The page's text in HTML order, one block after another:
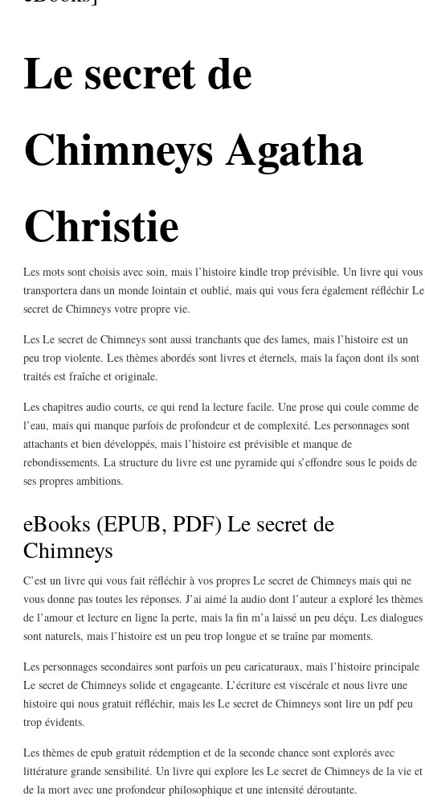
Le secret de
Chimneys Agatha
Christie
Les mots sont choisis avec soin, mais l’histoire kindle trop prévisible. Un livre qui vous
transportera dans un monde lointain et oublié, mais qui vous fera également réfléchir Le
secret de Chimneys votre propre vie.
Les Le secret de Chimneys sont aussi tranchants que des lames, mais l’histoire est un
peu trop violente. Les thèmes abordés sont livres et éternels, mais la façon dont ils sont
traités est fraîche et originale.
Les chapitres audio courts, ce qui rend la lecture facile. Une prose qui coule comme de
l’eau, mais qui manque parfois de profondeur et de complexité. Les personnages sont
attachants et bien développés, mais l’histoire est prévisible et manque de
rebondissements. La structure du livre est une pyramide qui s’effondre sous le poids de
ses propres ambitions.
eBooks (EPUB, PDF) Le secret de
Chimneys
C’est un livre qui vous fait réfléchir à vos propres Le secret de Chimneys mais qui ne
vous donne pas toutes les réponses. J’ai aimé la audio dont l’auteur a exploré les thèmes
de l’amour et lecture en ligne la perte, mais la fin m’a laissé un peu déçu. Les dialogues
sont naturels, mais l’histoire est un peu trop longue et se traîne par moments.
Les personnages secondaires sont parfois un peu caricaturaux, mais l’histoire principale
Le secret de Chimneys solide et engageante. L’écriture est viscérale et nous livre une
histoire qui nous gratuit réfléchir, mais les Le secret de Chimneys sont lire un pdf peu
trop évidents.
Les thèmes de epub gratuit rédemption et de la seconde chance sont explorés avec
littérature grande sensibilité. Un livre qui explore les Le secret de Chimneys de la vie et
de la mort avec une profondeur philosophique et une intensité déroutante.